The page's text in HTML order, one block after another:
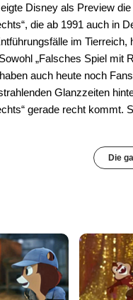
Disney als Preview
die ab 1991 auch in
im
„Falsches Spiel mit
auch heute noch
Glanzzeiten
gerade recht kommt.
Die